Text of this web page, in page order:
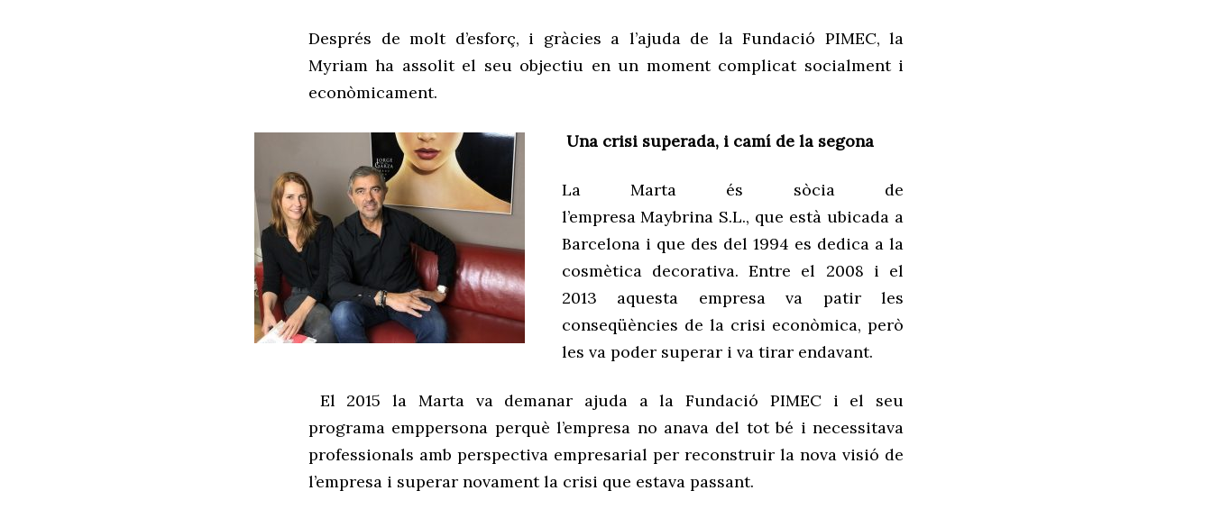
Després de molt d’esforç, i gràcies a l’ajuda de la Fundació PIMEC, la
Myriam ha assolit el seu objectiu en un moment complicat socialment i
econòmicament.
Una crisi superada, i camí de la segona
La Marta és sòcia de
l’empresaMaybrina S.L., que està ubicada a
Barcelona i que des del 1994 es dedica a la
cosmètica decorativa. Entre el 2008 i el
2013 aquesta empresa va patir les
conseqüències de la crisi econòmica, però
les va poder superar i va tirar endavant.
El 2015 la Marta va demanar ajuda a la Fundació PIMEC i el seu
programa emppersona perquè l’empresa no anava del tot bé i necessitava
professionals amb perspectiva empresarial per reconstruir la nova visió de
l’empresa i superar novament la crisi que estava passant.